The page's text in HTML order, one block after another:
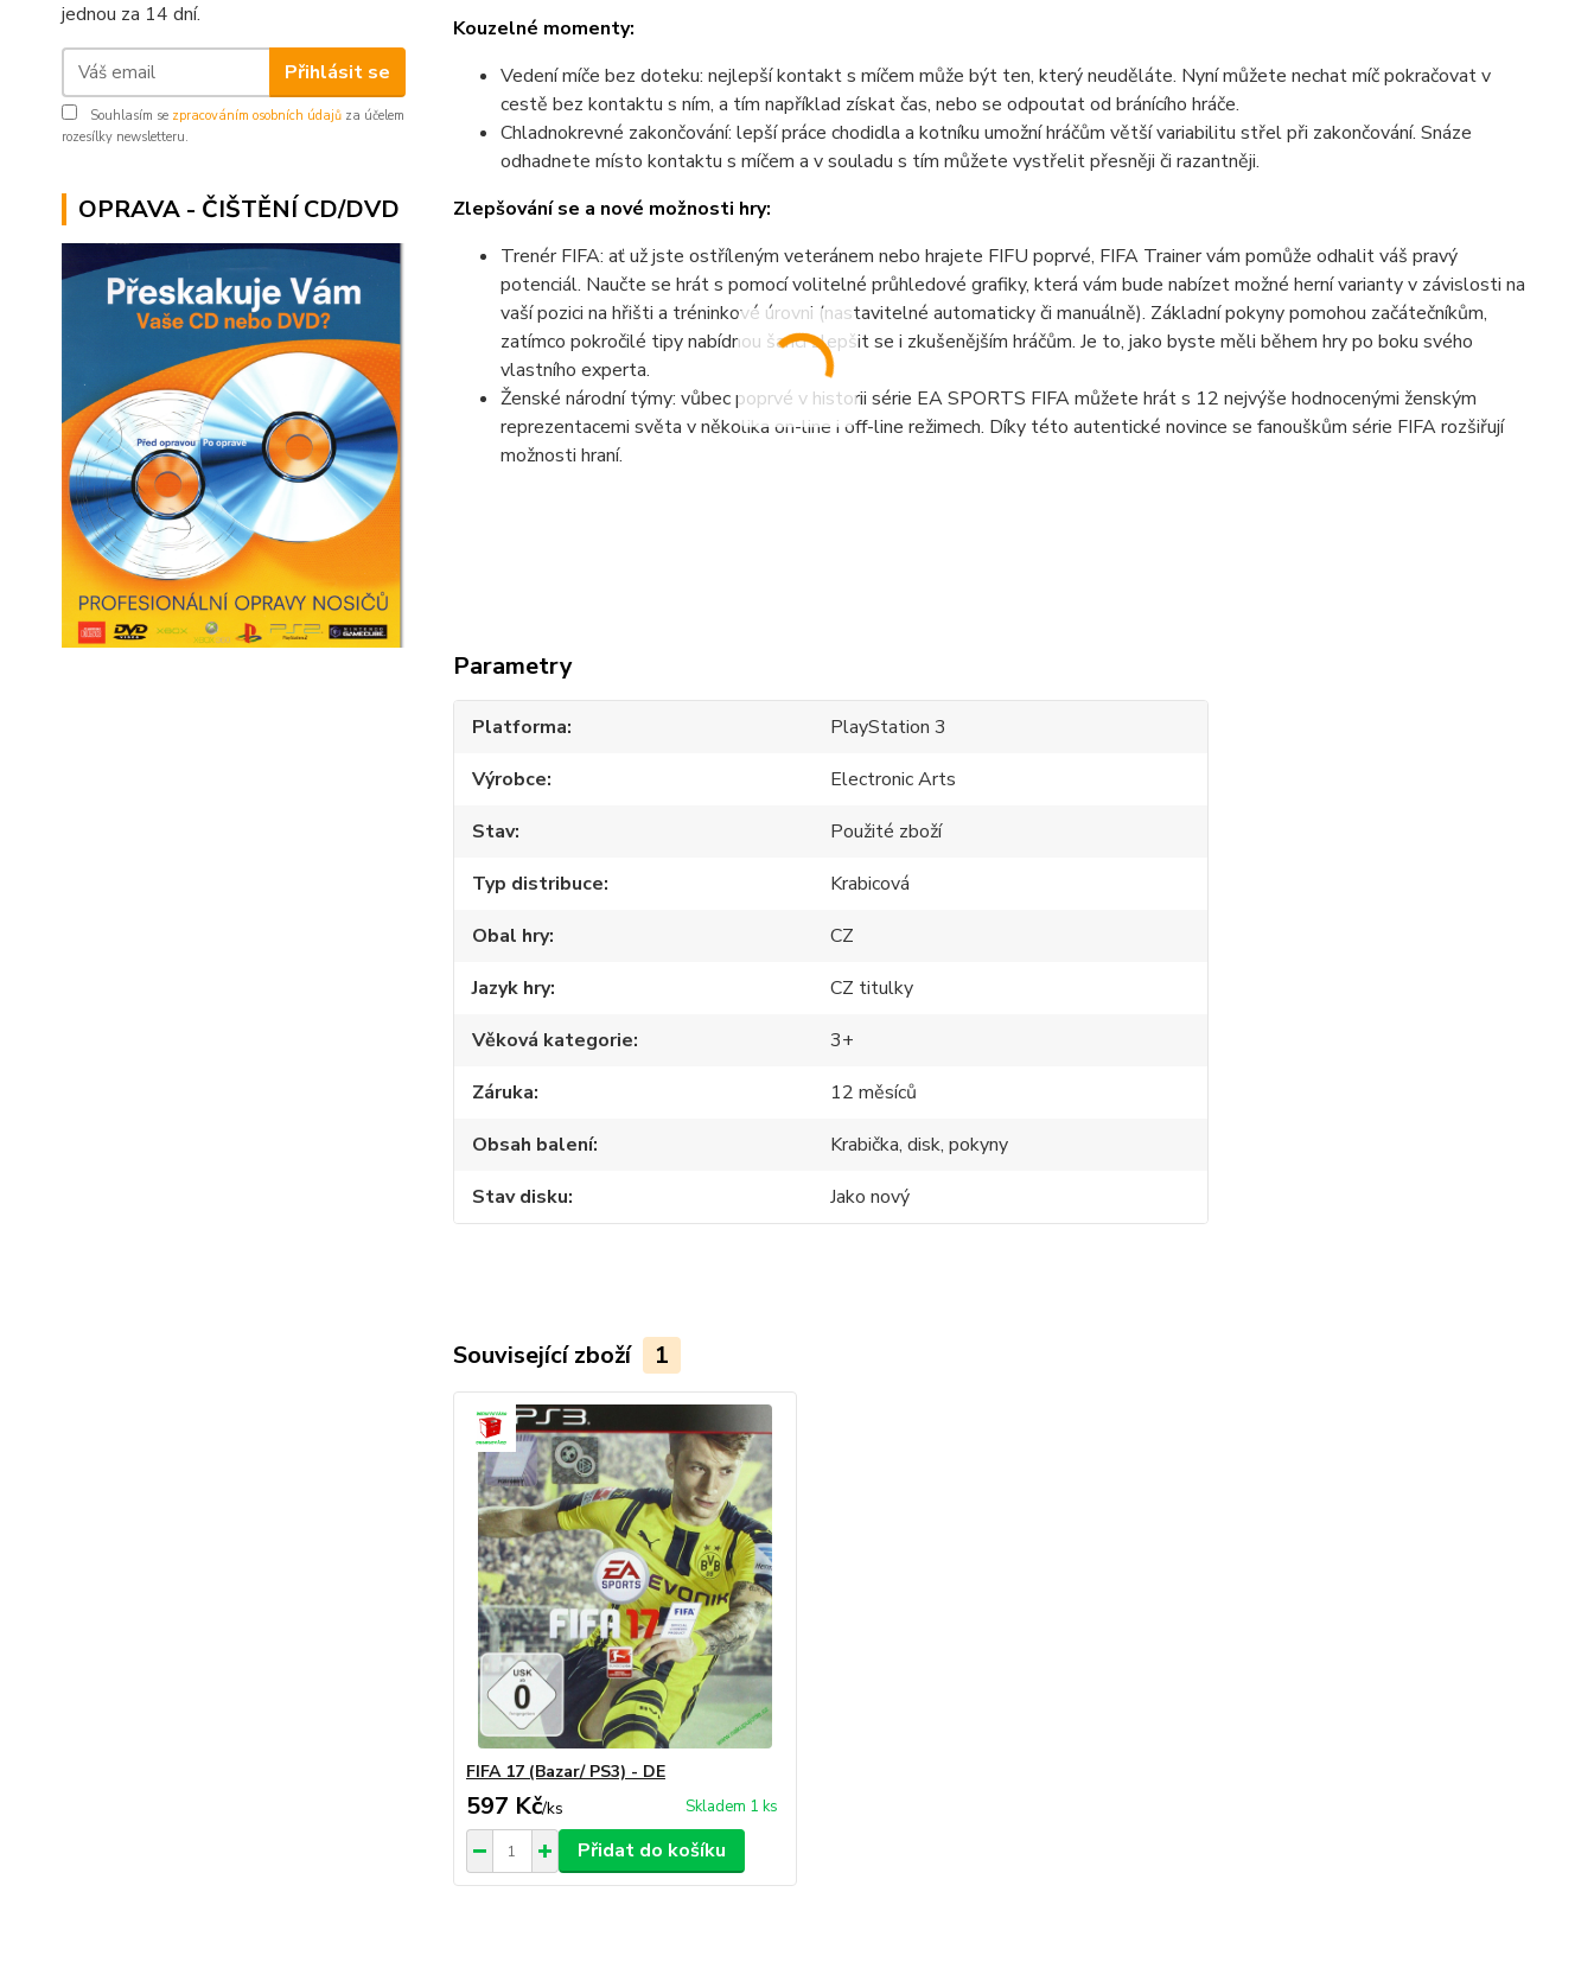
jednou za 14 dní.
Přihlásit se
Souhlasím se zpracováním osobních údajů za účelem
rozesílky newsletteru.
OPRAVA - ČIŠTĚNÍ CD/DVD
Kouzelné momenty:
Vedení míče bez doteku: nejlepší kontakt s míčem může být ten, který neuděláte. Nyní můžete nechat míč pokračovat v
cestě bez kontaktu s ním, a tím například získat čas, nebo se odpoutat od bránícího hráče.
Chladnokrevné zakončování: lepší práce chodidla a kotníku umožní hráčům větší variabilitu střel při zakončování. Snáze
odhadnete místo kontaktu s míčem a v souladu s tím můžete vystřelit přesněji či razantněji.
Zlepšování se a nové možnosti hry:
Trenér FIFA: ať už jste ostříleným veteránem nebo hrajete FIFU poprvé, FIFA Trainer vám pomůže odhalit váš pravý
potenciál. Naučte se hrát s pomocí volitelné průhledové grafiky, která vám bude nabízet možné herní varianty v závislosti na
vaší pozici na hřišti a tréninkové úrovni (nastavitelné automaticky či manuálně). Základní pokyny pomohou začátečníkům,
zatímco pokročilé tipy nabídnou šanci zlepšit se i zkušenějším hráčům. Je to, jako byste měli během hry po boku svého
vlastního experta.
Ženské národní týmy: vůbec poprvé v historii série EA SPORTS FIFA můžete hrát s 12 nejvýše hodnocenými ženským
reprezentacemi světa v několika on-line i off-line režimech. Díky této autentické novince se fanouškům série FIFA rozšiřují
možnosti hraní.
Parametry
Platforma
PlayStation 3
Výrobce
Electronic Arts
Stav
Použité zboží
Typ distribuce
Krabicová
Obal hry
CZ
Jazyk hry
CZ titulky
Věková kategorie
3+
Záruka
12 měsíců
Obsah balení
Krabička, disk, pokyny
Stav disku
Jako nový
Související zboží 1
FIFA 17 (Bazar/ PS3) - DE
597 Kč/ks Skladem 1 ks
Přidat do košíku